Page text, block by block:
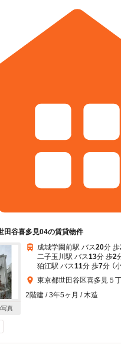
田谷喜多見04の賃貸物件
真
成城学園前駅 バス20分 歩
二子玉川駅 バス13分 歩2
狛江駅 バス11分 歩7分 （
東京都世田谷区喜多見５
2階建 / 3年5ヶ月 / 木造